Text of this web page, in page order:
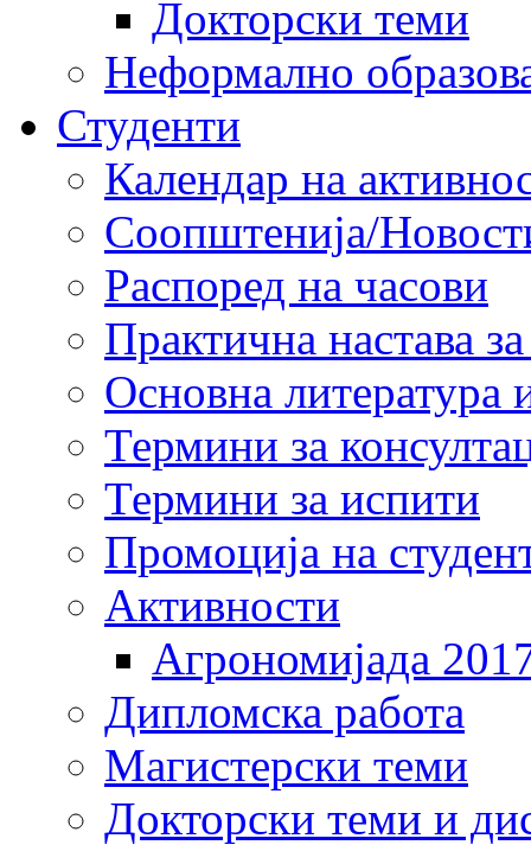
Докторски теми
Неформално
Студенти
Календар на
Соопштенија/
Распоред на часови
Практична настава
Основна литература
Термини за
Термини за испити
Промоција на
Активности
Агрономијада
Дипломска работа
Магистерски теми
Докторски теми и